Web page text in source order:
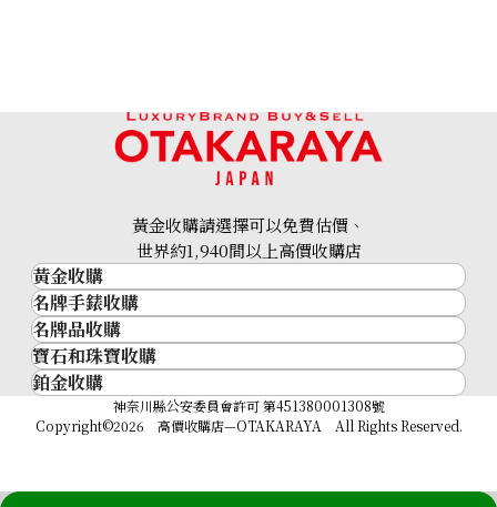
黃金收購請選擇可以免費估價、
世界約1,940間以上高價收購店
黃金收購
黃金･金條
金條
金幣及銀幣
過去十年黃金價格
金飾
名牌手錶收購
名牌手錶收購
勞力士 (Rolex)
Patek Philippe
Audemars Piguet
名牌品收購
名牌品收購
HERMES
LOUIS VUITTON
CHANEL
CELINE
寶石和珠寶收購
寶石和珠寶
祖母綠
紅寶石
鉑金收購
神奈川縣公安委員會許可 第451380001308號
Copyright©2026 高價收購店—OTAKARAYA All Rights Reserved.